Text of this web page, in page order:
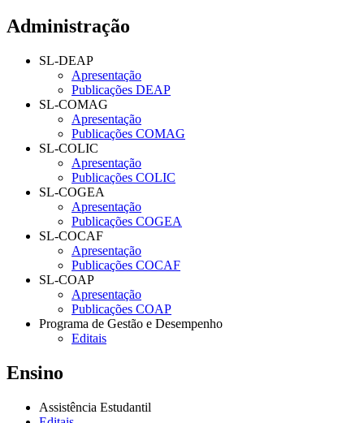
Administração
SL-DEAP
Apresentação
Publicações DEAP
SL-COMAG
Apresentação
Publicações COMAG
SL-COLIC
Apresentação
Publicações COLIC
SL-COGEA
Apresentação
Publicações COGEA
SL-COCAF
Apresentação
Publicações COCAF
SL-COAP
Apresentação
Publicações COAP
Programa de Gestão e Desempenho
Editais
Ensino
Assistência Estudantil